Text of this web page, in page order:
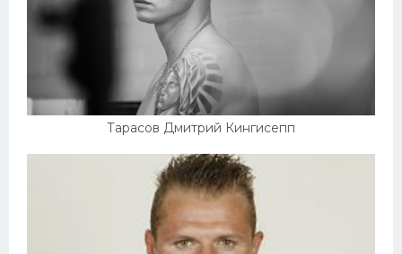
Тарасов Дмитрий Кингисепп